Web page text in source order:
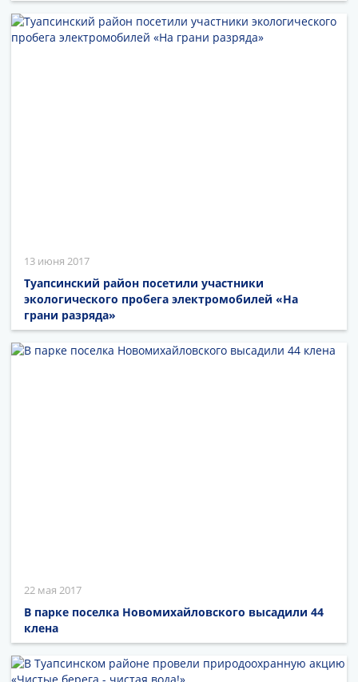
13 июня 2017
Туапсинский район посетили участники
экологического пробега электромобилей «На
грани разряда»
22 мая 2017
В парке поселка Новомихайловского высадили 44
клена